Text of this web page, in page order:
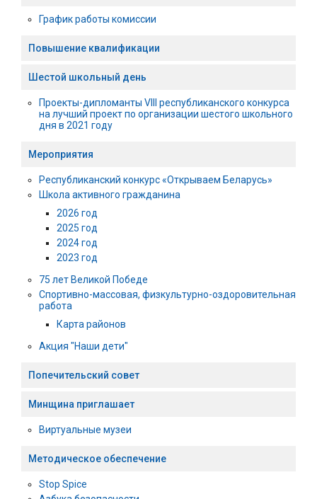
График работы комиссии
Повышение квалификации
Шестой школьный день
Проекты-дипломанты VIII республиканского конкурса
на лучший проект по организации шестого школьного
дня в 2021 году
Мероприятия
Республиканский конкурс «Открываем Беларусь»
Школа активного гражданина
2026 год
2025 год
2024 год
2023 год
75 лет Великой Победе
Спортивно-массовая, физкультурно-оздоровительная
работа
Карта районов
Акция "Наши дети"
Попечительский совет
Минщина приглашает
Виртуальные музеи
Методическое обеспечение
Stop Spice